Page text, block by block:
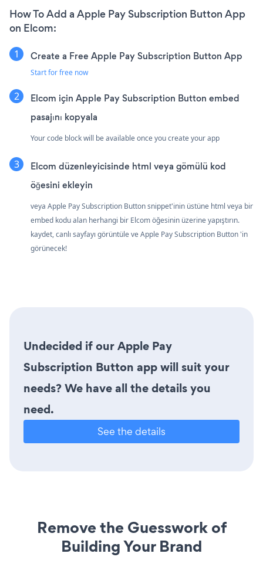
How To Add a Apple Pay Subscription Button App
on Elcom:
Create a Free Apple Pay Subscription Button App
Start for free now
Elcom için Apple Pay Subscription Button embed
pasajını kopyala
Your code block will be available once you create your app
Elcom düzenleyicisinde html veya gömülü kod
öğesini ekleyin
veya Apple Pay Subscription Button snippet'inin üstüne html veya bir
embed kodu alan herhangi bir Elcom öğesinin üzerine yapıştırın.
kaydet, canlı sayfayı görüntüle ve Apple Pay Subscription Button 'in
görünecek!
Undecided if our Apple Pay
Subscription Button app will suit your
needs? We have all the details you
need.
See the details
Remove the Guesswork of
Building Your Brand